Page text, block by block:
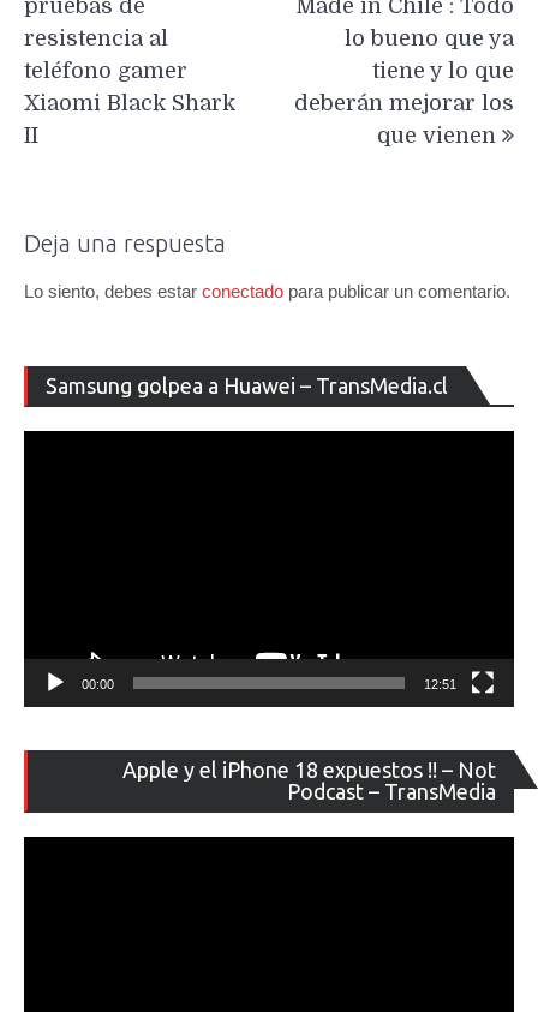
entradas
pruebas de
resistencia al
teléfono gamer
Xiaomi Black Shark
II
Made in Chile : Todo
lo bueno que ya
tiene y lo que
deberán mejorar los
que vienen
Deja una respuesta
Lo siento, debes estar conectado para publicar un comentario.
Samsung golpea a Huawei – TransMedia.cl
de
00:00 12:51
Apple y el iPhone 18 expuestos !! – Not
Podcast – TransMedia
de